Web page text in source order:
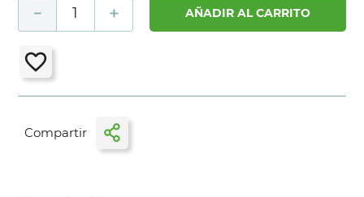
＋
－ AÑADIR AL CARRITO